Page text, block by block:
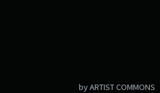
by ARTIST COMMONS